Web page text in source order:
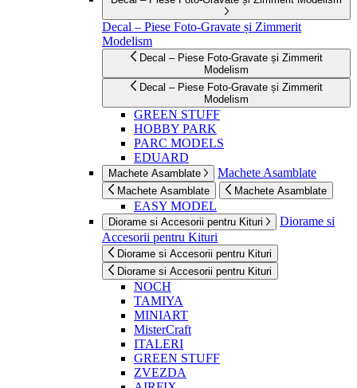
Decal – Piese Foto-Gravate și Zimmerit
Modelism
Decal – Piese Foto-Gravate și Zimmerit
Modelism
Decal – Piese Foto-Gravate și Zimmerit
Modelism
GREEN STUFF
HOBBY PARK
PARC MODELS
EDUARD
Machete Asamblate Machete Asamblate
Machete Asamblate Machete Asamblate
EASY MODEL
Diorame si Accesorii pentru Kituri
Diorame si
Accesorii pentru Kituri
Diorame si Accesorii pentru Kituri
Diorame si Accesorii pentru Kituri
NOCH
TAMIYA
MINIART
MisterCraft
ITALERI
GREEN STUFF
ZVEZDA